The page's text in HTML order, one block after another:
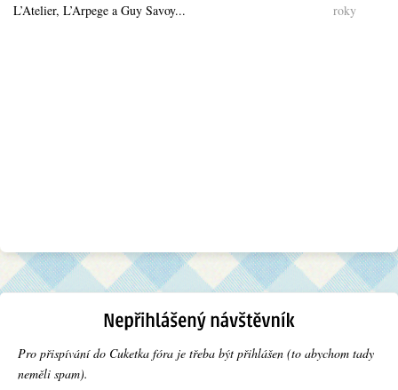
L’Atelier, L’Arpege a Guy Savoy...
roky
Pro přispívání do Cuketka fóra je třeba být přihlášen (to abychom tady
neměli spam).